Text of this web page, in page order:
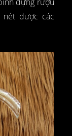
được các